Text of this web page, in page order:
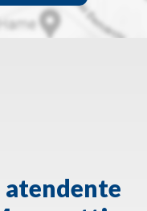
atendente